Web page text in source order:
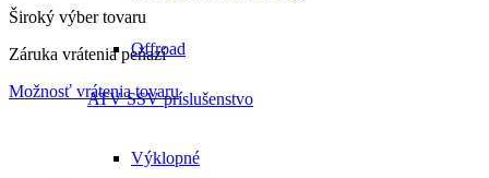
Offroad
Výklopné
ATV SSV príslušenstvo
Široký výber tovaru
Záruka vrátenia peňazí
Možnosť vrátenia tovaru